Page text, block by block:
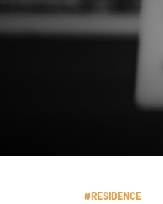
#RESIDENCE